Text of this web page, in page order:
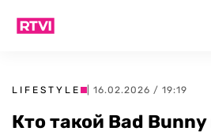
LIFESTYLE | 16.02.2026 / 19:19
Кто такой Bad Bunny